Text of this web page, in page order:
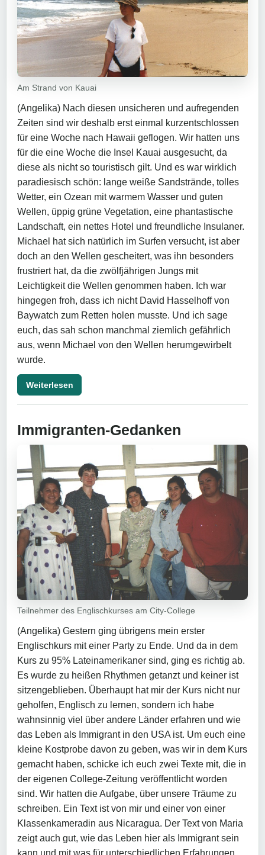
Am Strand von Kauai
(Angelika) Nach diesen unsicheren und aufregenden
Zeiten sind wir deshalb erst einmal kurzentschlossen
für eine Woche nach Hawaii geflogen. Wir hatten uns
für die eine Woche die Insel Kauai ausgesucht, da
diese als nicht so touristisch gilt. Und es war wirklich
paradiesisch schön: lange weiße Sandstrände, tolles
Wetter, ein Ozean mit warmem Wasser und guten
Wellen, üppig grüne Vegetation, eine phantastische
Landschaft, ein nettes Hotel und freundliche Insulaner.
Michael hat sich natürlich im Surfen versucht, ist aber
doch an den Wellen gescheitert, was ihn besonders
frustriert hat, da die zwölfjährigen Jungs mit
Leichtigkeit die Wellen genommen haben. Ich war
hingegen froh, dass ich nicht David Hasselhoff von
Baywatch zum Retten holen musste. Und ich sage
euch, das sah schon manchmal ziemlich gefährlich
aus, wenn Michael von den Wellen herumgewirbelt
wurde.
Weiterlesen
Immigranten-Gedanken
Teilnehmer des Englischkurses am City-College
(Angelika) Gestern ging übrigens mein erster
Englischkurs mit einer Party zu Ende. Und da in dem
Kurs zu 95% Lateinamerikaner sind, ging es richtig ab.
Es wurde zu heißen Rhythmen getanzt und keiner ist
sitzengeblieben. Überhaupt hat mir der Kurs nicht nur
geholfen, Englisch zu lernen, sondern ich habe
wahnsinnig viel über andere Länder erfahren und wie
das Leben als Immigrant in den USA ist. Um euch eine
kleine Kostprobe davon zu geben, was wir in dem Kurs
gemacht haben, schicke ich euch zwei Texte mit, die in
der eigenen College-Zeitung veröffentlicht worden
sind. Wir hatten die Aufgabe, über unsere Träume zu
schreiben. Ein Text ist von mir und einer von einer
Klassenkameradin aus Nicaragua. Der Text von Maria
zeigt auch gut, wie das Leben hier als Immigrant sein
kann und mit was für unterschiedlichen Erfahrungen